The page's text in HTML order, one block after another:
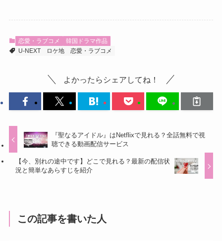
恋愛・ラブコメ
韓国ドラマ作品
U-NEXT
ロケ地 恋愛・ラブコメ
よかったらシェアしてね！
『聖なるアイドル』はNetflixで見れる？全話無料で視
聴できる動画配信サービス
【今、別れの途中です】どこで見れる？最新の配信状
況と簡単なあらすじを紹介
この記事を書いた人